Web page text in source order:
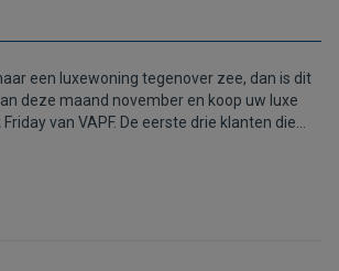
een luxewoning tegenover zee, dan is dit
deze maand november en koop uw luxe
van VAPF. De eerste drie klanten die
zee gedurende 365 dagen per jaar en wonen